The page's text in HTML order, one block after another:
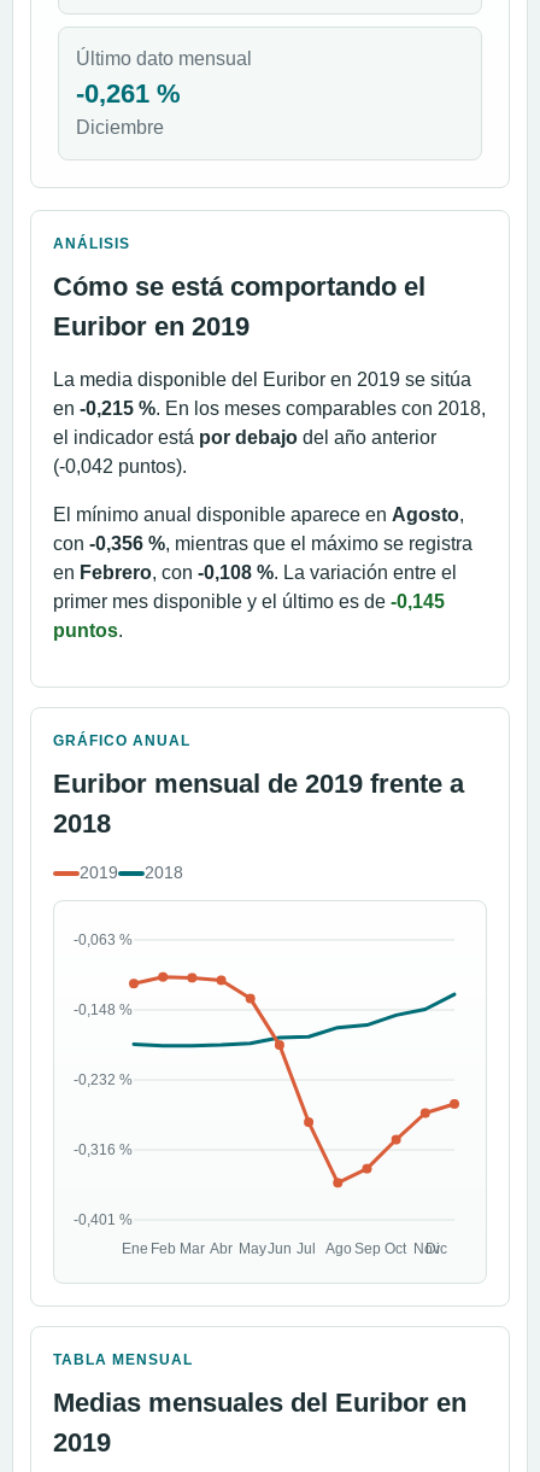
Último dato mensual
-0,261 %
Diciembre
ANÁLISIS
Cómo se está comportando el
Euribor en 2019
La media disponible del Euribor en 2019 se sitúa
en -0,215 %. En los meses comparables con 2018,
el indicador está por debajo del año anterior
(-0,042 puntos).
El mínimo anual disponible aparece en Agosto,
con -0,356 %, mientras que el máximo se registra
en Febrero, con -0,108 %. La variación entre el
primer mes disponible y el último es de -0,145
puntos.
GRÁFICO ANUAL
Euribor mensual de 2019 frente a
2018
2019 2018
TABLA MENSUAL
Medias mensuales del Euribor en
2019